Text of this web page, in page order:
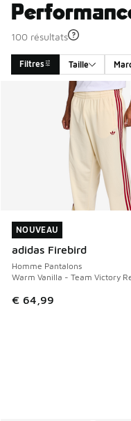
100 résultats
Filtres Taille
Search Results
NOUVEAU
adidas Firebird
Homme Pantalons
Warm Vanilla - Team Victory
€ 64,99
NOUVEAU